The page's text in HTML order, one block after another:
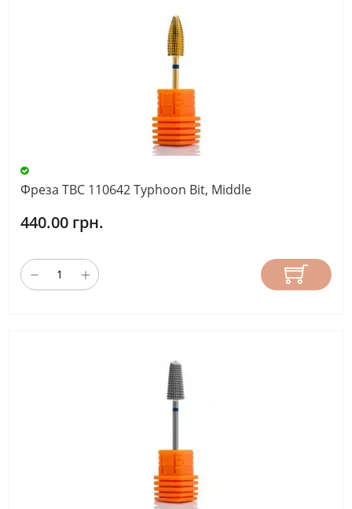
Фреза ТВС 110642 Typhoon Bit, Middle
440.00 грн.